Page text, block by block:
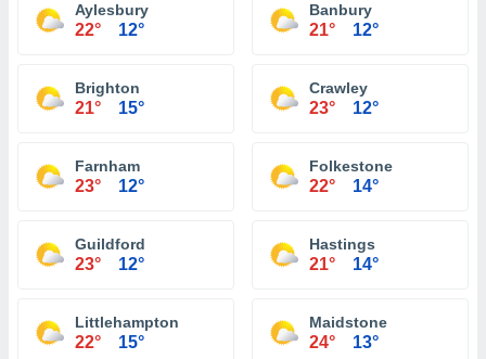
Aylesbury
22° 12°
Banbury
21° 12°
Brighton
21° 15°
Crawley
23° 12°
Farnham
23° 12°
Folkestone
22° 14°
Guildford
23° 12°
Hastings
21° 14°
Littlehampton
22° 15°
Maidstone
24° 13°